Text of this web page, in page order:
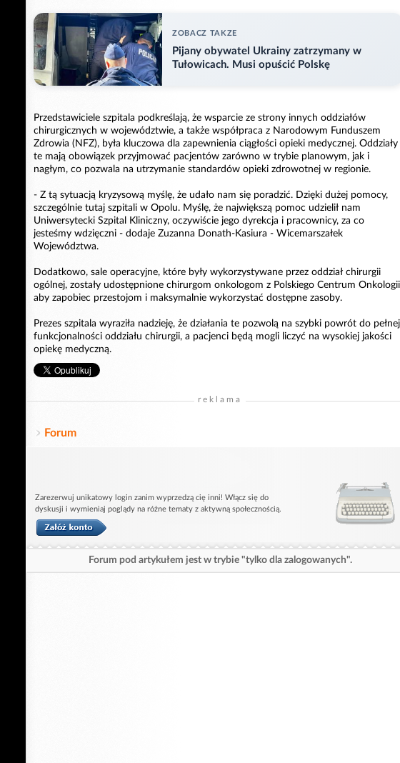
ZOBACZ TAKZE
Pijany obywatel Ukrainy zatrzymany w
Tułowicach. Musi opuścić Polskę
Przedstawiciele szpitala podkreślają, że wsparcie ze strony innych oddziałów
chirurgicznych w województwie, a także współpraca z Narodowym Funduszem
Zdrowia (NFZ), była kluczowa dla zapewnienia ciągłości opieki medycznej. Oddziały
te mają obowiązek przyjmować pacjentów zarówno w trybie planowym, jak i
nagłym, co pozwala na utrzymanie standardów opieki zdrowotnej w regionie.
- Z tą sytuacją kryzysową myślę, że udało nam się poradzić. Dzięki dużej pomocy,
szczególnie tutaj szpitali w Opolu. Myślę, że największą pomoc udzielił nam
Uniwersytecki Szpital Kliniczny, oczywiście jego dyrekcja i pracownicy, za co
jesteśmy wdzięczni - dodaje Zuzanna Donath-Kasiura - Wicemarszałek
Województwa.
Dodatkowo, sale operacyjne, które były wykorzystywane przez oddział chirurgii
ogólnej, zostały udostępnione chirurgom onkologom z Polskiego Centrum
aby zapobiec przestojom i maksymalnie wykorzystać dostępne zasoby.
Prezes szpitala wyraziła nadzieję, że działania te pozwolą na szybki powrót do pełnej
funkcjonalności oddziału chirurgii, a pacjenci będą mogli liczyć na wysokiej jakości
opiekę medyczną.
reklama
Forum
Zarezerwuj unikatowy login zanim wyprzedzą cię inni! Włącz się do
dyskusji i wymieniaj poglądy na różne tematy z aktywną społecznością.
Forum pod artykułem jest w trybie "tylko dla zalogowanych".